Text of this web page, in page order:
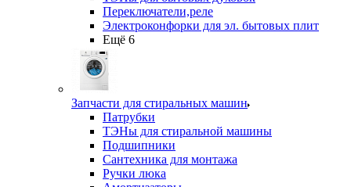
Переключатели,реле
Электроконфорки для эл. бытовых плит
Ещё 6
Запчасти для стиральных машин
Патрубки
ТЭНы для стиральной машины
Подшипники
Сантехника для монтажа
Ручки люка